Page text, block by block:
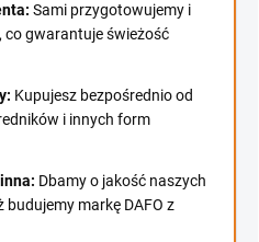
Sami przygotowujemy i
co gwarantuje świeżość
Kupujesz bezpośrednio od
i innych form
Dbamy o jakość naszych
markę DAFO z